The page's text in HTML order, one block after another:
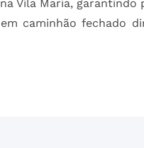
Vila Maria, garantindo
caminhão fechado